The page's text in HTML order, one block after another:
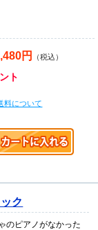
円 （税込）
ト
料について
ク
のピアノがなかった